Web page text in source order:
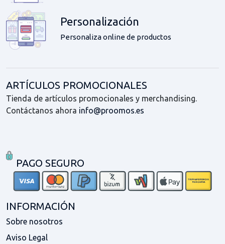
Personalización
Personaliza online de productos
ARTÍCULOS PROMOCIONALES
Tienda de artículos promocionales y merchandising.
Contáctanos ahora info@proomos.es
PAGO SEGURO
INFORMACIÓN
Sobre nosotros
Aviso Legal